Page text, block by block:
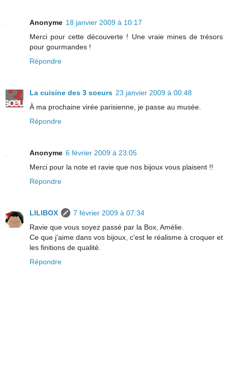
Anonyme 18 janvier 2009 à 10:17
Merci pour cette découverte ! Une vraie mines de trésors
pour gourmandes !
Répondre
La cuisine des 3 soeurs 23 janvier 2009 à 00:48
À ma prochaine virée parisienne, je passe au musée.
Répondre
Anonyme 6 février 2009 à 23:05
Merci pour la note et ravie que nos bijoux vous plaisent !!
Répondre
LILIBOX
7 février 2009 à 07:34
Ravie que vous soyez passé par la Box, Amélie.
Ce que j'aime dans vos bijoux, c'est le réalisme à croquer et
les finitions de qualité.
Répondre